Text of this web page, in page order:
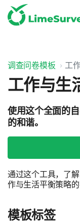
调查问卷模板 工
工作与生
使用这个全面的
的和谐。
通过这个工具，了
作与生活平衡策略的
模板标签